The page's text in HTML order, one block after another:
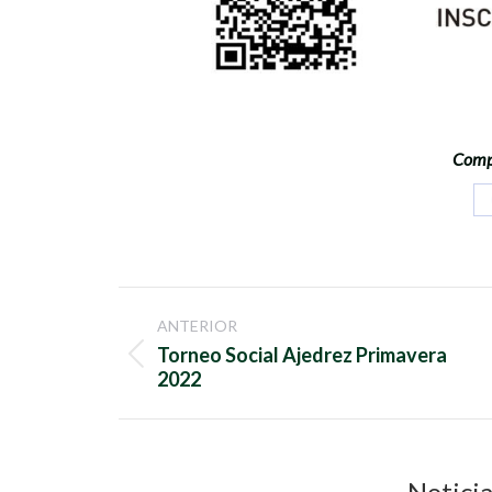
Navegación
entre
publicaciones
ANTERIOR
Publicación
anterior:
Torneo Social Ajedrez Primavera
2022